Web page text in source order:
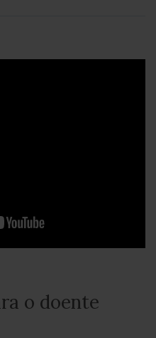
o doente